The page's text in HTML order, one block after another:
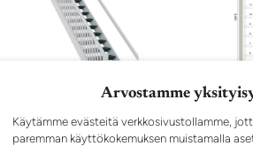
porrasmalli
Arvostamme
Käytämme evästeitä verkkosivustollamme,
paremman käyttökokemuksen muistamalla